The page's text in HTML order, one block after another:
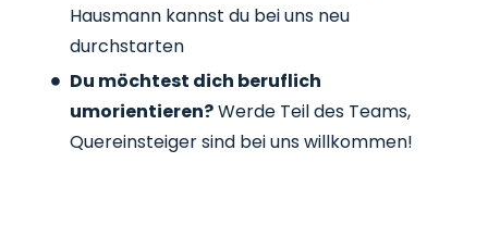
Hausmann kannst du bei uns neu
durchstarten
Du möchtest dich beruflich
umorientieren?Werde Teil des Teams,
Quereinsteiger sind bei uns willkommen!